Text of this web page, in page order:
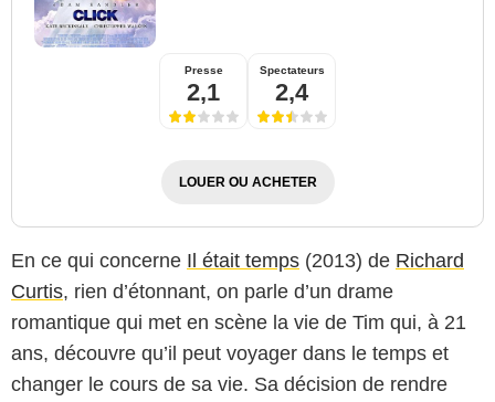
Presse
2,1
Spectateurs
2,4
LOUER OU ACHETER
En ce qui concerne Il était temps (2013) de Richard
Curtis, rien d’étonnant, on parle d’un drame
romantique qui met en scène la vie de Tim qui, à 21
ans, découvre qu’il peut voyager dans le temps et
changer le cours de sa vie. Sa décision de rendre